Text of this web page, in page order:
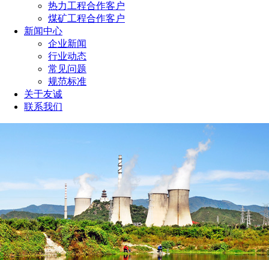
热力工程合作客户
煤矿工程合作客户
新闻中心
企业新闻
行业动态
常见问题
规范标准
关于友诚
联系我们